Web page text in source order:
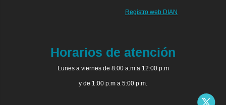
Registro web DIAN
Horarios de atención
Lunes a viernes de 8:00 a.m a 12:00 p.m
y de 1:00 p.m a 5:00 p.m.